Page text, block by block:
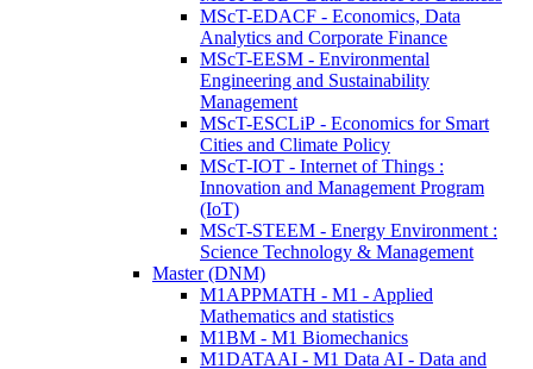
MScT-EDACF - Economics, Data
Analytics and Corporate Finance
MScT-EESM - Environmental
Engineering and Sustainability
Management
MScT-ESCLiP - Economics for Smart
Cities and Climate Policy
MScT-IOT - Internet of Things :
Innovation and Management Program
(IoT)
MScT-STEEM - Energy Environment :
Science Technology & Management
Master (DNM)
M1APPMATH - M1 - Applied
Mathematics and statistics
M1BM - M1 Biomechanics
M1DATAAI - M1 Data AI - Data and